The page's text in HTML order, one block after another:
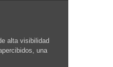
alta visibilidad
una